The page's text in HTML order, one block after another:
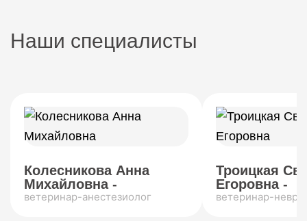
Наши специалисты
Колесникова Анна
Михайловна -
ветеринар-анестезиолог
Троицкая
Егоровна -
ветеринар-